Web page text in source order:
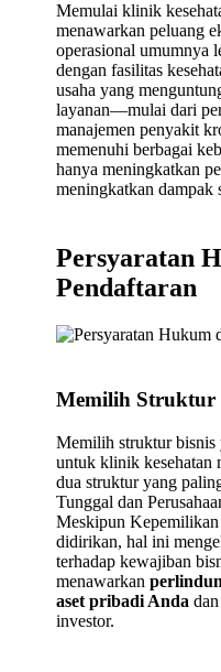
Memulai klinik
menawarkan peluang
operasional umumnya
dengan fasilitas
usaha yang
layanan—mulai dari
manajemen penyakit
memenuhi berbagai
hanya meningkatkan
meningkatkan
Persyaratan
Pendaftaran
Memilih Struktur
Memilih struktur bisnis
untuk klinik kesehatan
dua struktur yang
Tunggal dan
Meskipun
didirikan, hal ini
terhadap kewajiban
menawarkan
aset pribadi Anda
investor.